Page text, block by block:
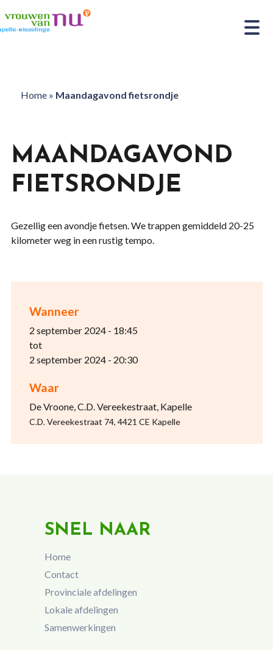
Home» Maandagavond fietsrondje
Wanneer
2 september 2024 - 18:45
tot
2 september 2024 - 20:30
Waar
De Vroone, C.D. Vereekestraat, Kapelle
C.D. Vereekestraat 74, 4421 CE Kapelle
MAANDAGAVOND
FIETSRONDJE
Gezellig een avondje fietsen. We trappen gemiddeld 20-25
kilometer weg in een rustig tempo.
SNEL NAAR
Home
Contact
Provinciale afdelingen
Lokale afdelingen
Samenwerkingen